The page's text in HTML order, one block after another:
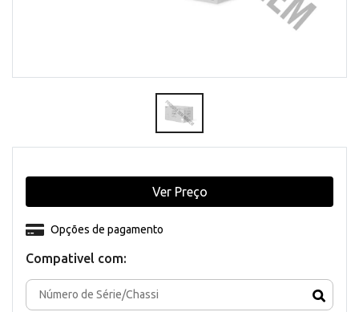
Compativel com:
Opções de pagamento
Ver Preço